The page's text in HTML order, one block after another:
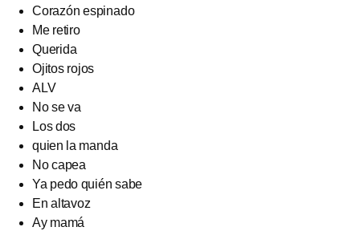
Corazón espinado
Me retiro
Querida
Ojitos rojos
ALV
No se va
Los dos
quien la manda
No capea
Ya pedo quién sabe
En altavoz
Ay mamá